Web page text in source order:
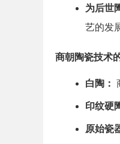
为后世
艺的发
商朝陶瓷技术
白陶：
印纹硬
原始瓷